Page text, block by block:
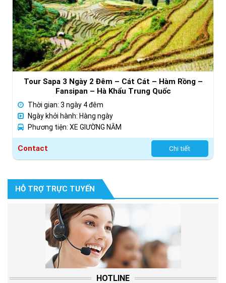
Tour Sapa 3 Ngày 2 Đêm – Cát Cát – Hàm Rồng –
Fansipan – Hà Khẩu Trung Quốc
Thời gian: 3 ngày 4 đêm
Ngày khởi hành: Hàng ngày
Phương tiện: XE GIƯỜNG NẰM
Contact Chi tiết
HỖ TRỢ TRỰC TUYẾN
HOTLINE